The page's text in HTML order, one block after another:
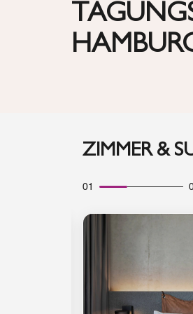
ZIMMER &
01